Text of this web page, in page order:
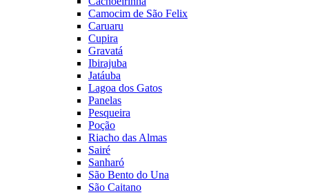
Camocim de São Felix
Caruaru
Cupira
Gravatá
Ibirajuba
Jatáuba
Lagoa dos Gatos
Panelas
Pesqueira
Poção
Riacho das Almas
Sairé
Sanharó
São Bento do Una
São Caitano